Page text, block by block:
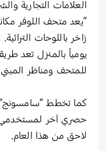
العلامات التجارية
“يعد متحف اللوفر
زاخر باللوحات
يومياً بالمنزل تعد
للمتحف ومناظر
كما تخطط
لاحق من هذا العام.